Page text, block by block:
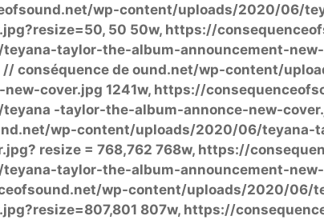
wp-content/uploads/2020/06/
50 50w, https://
taylor-the-album-announcement-
conséquence de ound.net/wp-content/
cover.jpg 1241w, https://
-taylor-the-album-annonce-new-
wp-content/uploads/2020/06/teyana-
resize = 768,762 768w, https://
taylor-the-album-announcement-new-
wp-content/uploads/2020/06/
807w, https://